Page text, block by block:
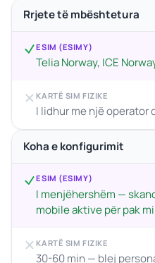
Rrjete të mbështetura
ESIM (ESIMY)
Telia Norway, ICE
KARTË SIM FIZIKE
I lidhur me një operator
Koha e konfigurimit
ESIM (ESIMY)
I menjëhershëm —
mobile aktive për pak
KARTË SIM FIZIKE
30-60 min — blej